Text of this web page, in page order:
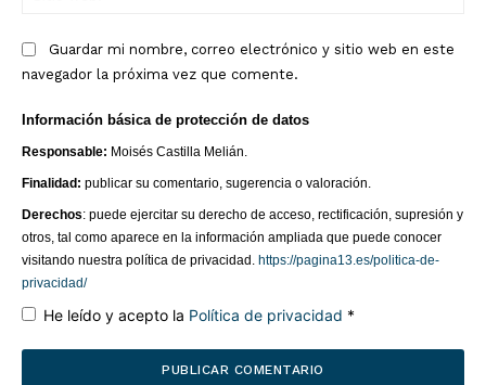
Guardar mi nombre, correo electrónico y sitio web en este
navegador la próxima vez que comente.
Información básica de protección de datos
Responsable: Moisés Castilla Melián.
Finalidad: publicar su comentario, sugerencia o valoración.
Derechos: puede ejercitar su derecho de acceso, rectificación, supresión y
otros, tal como aparece en la información ampliada que puede conocer
visitando nuestra política de privacidad. https://pagina13.es/politica-de-
privacidad/
He leído y acepto la Política de privacidad *